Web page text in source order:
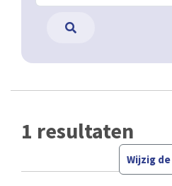
1 resultaten
Wijzig